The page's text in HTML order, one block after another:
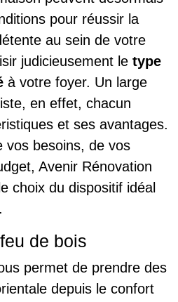
pour réussir la
au sein de votre
judicieusement le type
à votre foyer. Un large
en effet, chacun
et ses avantages.
vos besoins, de vos
Avenir Rénovation
choix du dispositif idéal
de bois
permet de prendre des
depuis le confort